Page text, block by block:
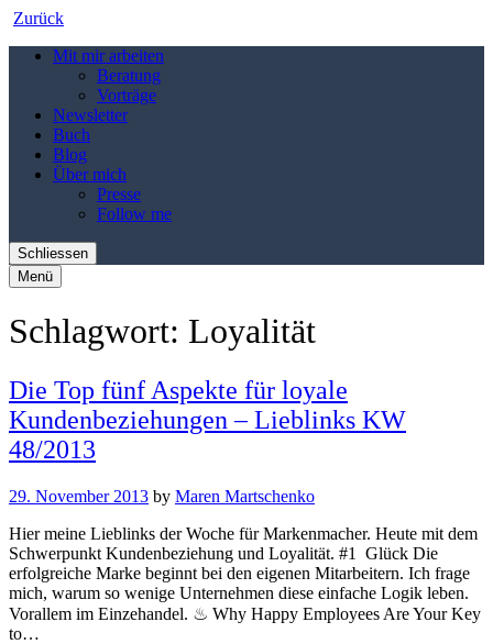
Zurück
Mit mir arbeiten
Beratung
Vorträge
Newsletter
Buch
Blog
Über mich
Presse
Follow me
Schliessen
Menü
Schlagwort: Loyalität
Die Top fünf Aspekte für loyale
Kundenbeziehungen – Lieblinks KW
48/2013
29. November 2013 by Maren Martschenko
Hier meine Lieblinks der Woche für Markenmacher. Heute mit dem
Schwerpunkt Kundenbeziehung und Loyalität. #1 Glück Die
erfolgreiche Marke beginnt bei den eigenen Mitarbeitern. Ich frage
mich, warum so wenige Unternehmen diese einfache Logik leben.
Vorallem im Einzehandel. ♨ Why Happy Employees Are Your Key
to…